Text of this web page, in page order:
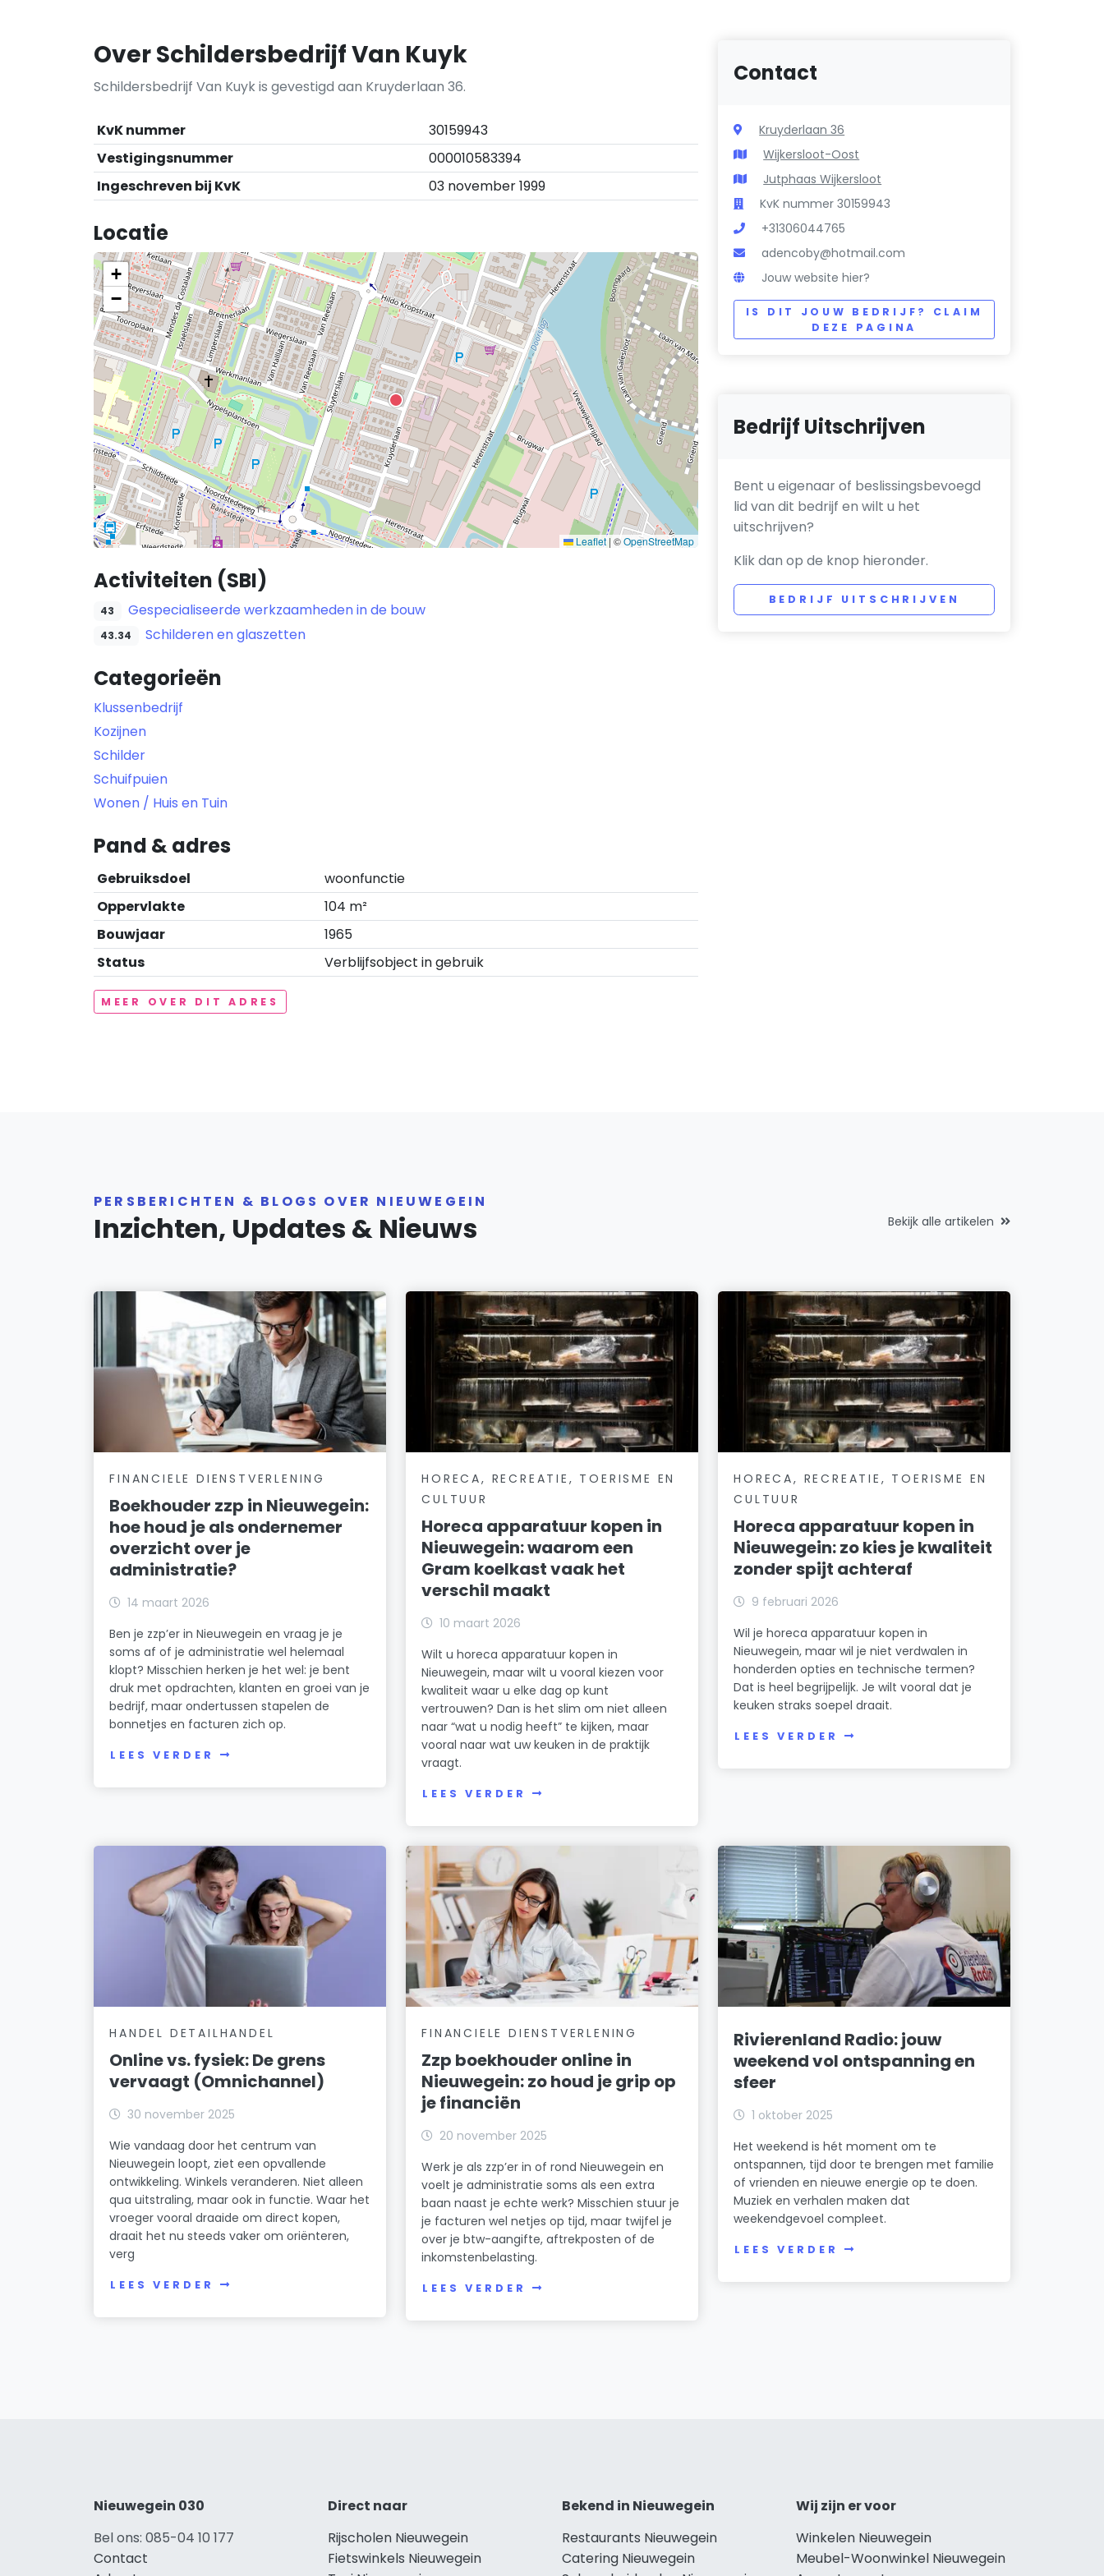
Over Schildersbedrijf Van Kuyk
Schildersbedrijf Van Kuyk is gevestigd aan Kruyderlaan 36.
KvK nummer
30159943
Vestigingsnummer
000010583394
Ingeschreven bij KvK
03 november 1999
Locatie
+
−
Leaflet | ©OpenStreetMap
Activiteiten (SBI)
43 Gespecialiseerde werkzaamheden in de bouw
43.34 Schilderen en glaszetten
Categorieën
Klussenbedrijf
Kozijnen
Schilder
Schuifpuien
Wonen / Huis en Tuin
Pand & adres
Gebruiksdoel
woonfunctie
Oppervlakte
104 m²
Bouwjaar
1965
Status
Verblijfsobject in gebruik
MEER OVER DIT ADRES
Contact
Kruyderlaan 36
Wijkersloot-Oost
Jutphaas Wijkersloot
KvK nummer 30159943
+31306044765
adencoby@hotmail.com
Jouw website hier?
IS DIT JOUW BEDRIJF? CLAIM
DEZE PAGINA
Bedrijf Uitschrijven
Bent u eigenaar of beslissingsbevoegd
lid van dit bedrijf en wilt u het
uitschrijven?
Klik dan op de knop hieronder.
BEDRIJF UITSCHRIJVEN
PERSBERICHTEN & BLOGS OVER NIEUWEGEIN
Inzichten, Updates & Nieuws Bekijk alle artikelen
FINANCIELE DIENSTVERLENING
Boekhouder zzp in Nieuwegein:
hoe houd je als ondernemer
overzicht over je
administratie?
14 maart 2026
Ben je zzp’er in Nieuwegein en vraag je je
soms af of je administratie wel helemaal
klopt? Misschien herken je het wel: je bent
druk met opdrachten, klanten en groei van je
bedrijf, maar ondertussen stapelen de
bonnetjes en facturen zich op.
LEES VERDER
HORECA, RECREATIE, TOERISME EN
CULTUUR
Horeca apparatuur kopen in
Nieuwegein: waarom een
Gram koelkast vaak het
verschil maakt
10 maart 2026
Wilt u horeca apparatuur kopen in
Nieuwegein, maar wilt u vooral kiezen voor
kwaliteit waar u elke dag op kunt
vertrouwen? Dan is het slim om niet alleen
naar “wat u nodig heeft” te kijken, maar
vooral naar wat uw keuken in de praktijk
vraagt.
LEES VERDER
HORECA, RECREATIE, TOERISME EN
CULTUUR
Horeca apparatuur kopen in
Nieuwegein: zo kies je kwaliteit
zonder spijt achteraf
9 februari 2026
Wil je horeca apparatuur kopen in
Nieuwegein, maar wil je niet verdwalen in
honderden opties en technische termen?
Dat is heel begrijpelijk. Je wilt vooral dat je
keuken straks soepel draait.
LEES VERDER
HANDEL DETAILHANDEL
Online vs. fysiek: De grens
vervaagt (Omnichannel)
30 november 2025
Wie vandaag door het centrum van
Nieuwegein loopt, ziet een opvallende
ontwikkeling. Winkels veranderen. Niet alleen
qua uitstraling, maar ook in functie. Waar het
vroeger vooral draaide om direct kopen,
draait het nu steeds vaker om oriënteren,
verg
LEES VERDER
FINANCIELE DIENSTVERLENING
Zzp boekhouder online in
Nieuwegein: zo houd je grip op
je financiën
20 november 2025
Werk je als zzp’er in of rond Nieuwegein en
voelt je administratie soms als een extra
baan naast je echte werk? Misschien stuur je
je facturen wel netjes op tijd, maar twijfel je
over je btw-aangifte, aftrekposten of de
inkomstenbelasting.
LEES VERDER
Rivierenland Radio: jouw
weekend vol ontspanning en
sfeer
1 oktober 2025
Het weekend is hét moment om te
ontspannen, tijd door te brengen met familie
of vrienden en nieuwe energie op te doen.
Muziek en verhalen maken dat
weekendgevoel compleet.
LEES VERDER
Nieuwegein 030
Bel ons: 085-04 10 177
Contact
Direct naar
Rijscholen Nieuwegein
Fietswinkels Nieuwegein
Bekend in Nieuwegein
Restaurants Nieuwegein
Catering Nieuwegein
Wij zijn er voor
Winkelen Nieuwegein
Meubel-Woonwinkel Nieuwegein